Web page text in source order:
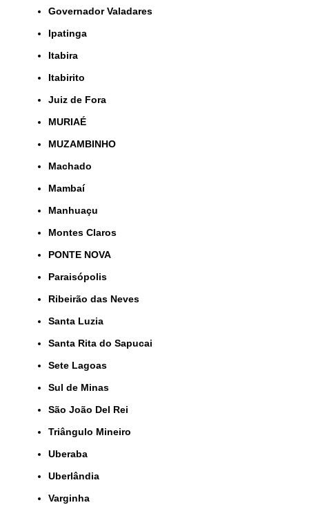
Governador Valadares
Ipatinga
Itabira
Itabirito
Juiz de Fora
MURIAÉ
MUZAMBINHO
Machado
Mambaí
Manhuaçu
Montes Claros
PONTE NOVA
Paraisópolis
Ribeirão das Neves
Santa Luzia
Santa Rita do Sapucai
Sete Lagoas
Sul de Minas
São João Del Rei
Triângulo Mineiro
Uberaba
Uberlândia
Varginha